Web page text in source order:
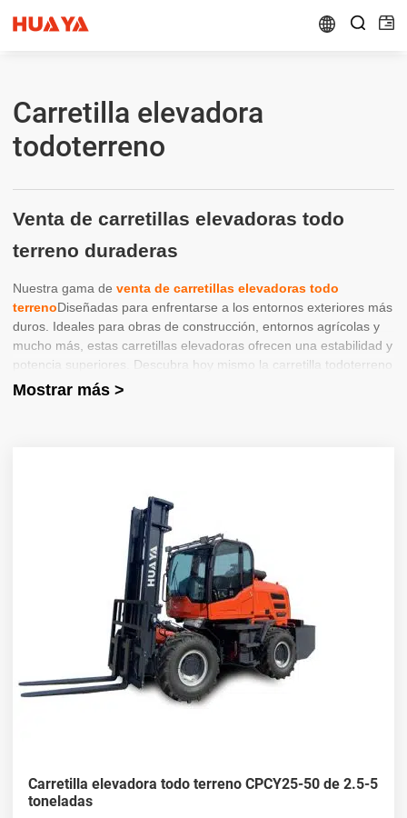
 
Carretilla elevadora
todoterreno
Venta de carretillas elevadoras todo
terreno duraderas
Nuestra gama de venta de carretillas elevadoras todo
terrenoDiseñadas para enfrentarse a los entornos exteriores más
duros. Ideales para obras de construcción, entornos agrícolas y
mucho más, estas carretillas elevadoras ofrecen una estabilidad y
potencia superiores. Descubra hoy mismo la carretilla todoterreno
perfecta para sus necesidades de trabajo pesado.
todoterreno en venta en HUAYA. Estas máquinas están diseñadas
para el rendimiento en superficies irregulares y difíciles, por lo
que son esenciales para industrias como la minería, la tala y la
construcción. Explore nuestra selección para encontrar la
carretilla elevadora todoterreno que satisfaga sus requisitos
Carretillas elevadoras todoterreno a
precios competitivos
un enfoque en la durabilidad y la eficiencia, nuestras carretillas
elevadoras están equipadas para manejar cualquier terreno
Mostrar más >
Carretilla elevadora todo terreno CPCY25-50 de 2.5-5
toneladas